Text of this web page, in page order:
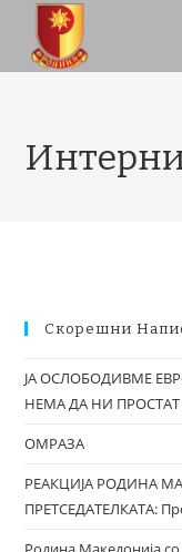
Скорешни
ЈА ОСЛОБОДИВМЕ
НЕМА ДА НИ ПРОСТАТ
ОМРАЗА
РЕАКЦИЈА РОДИНА
ПРЕТСЕДАТЕЛКАТА: